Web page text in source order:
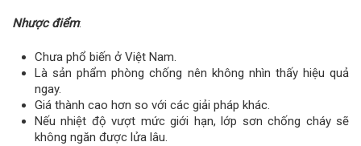
Nhược điểm:
Chưa phổ biến ở Việt Nam.
Là sản phẩm phòng chống nên không nhìn thấy hiệu quả
ngay.
Giá thành cao hơn so với các giải pháp khác.
Nếu nhiệt độ vượt mức giới hạn, lớp sơn chống cháy sẽ
không ngăn được lửa lâu.